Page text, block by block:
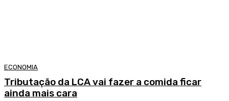
ECONOMIA
Tributação da LCA vai fazer a comida ficar
ainda mais cara